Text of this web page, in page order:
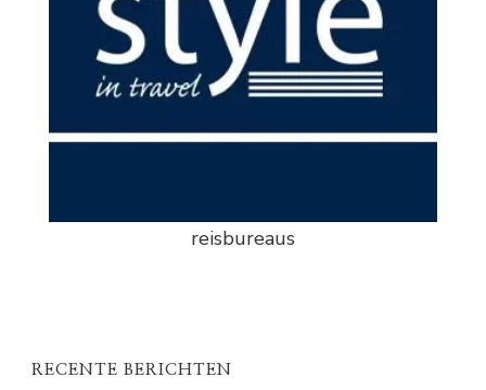
reisbureaus
RECENTE BERICHTEN